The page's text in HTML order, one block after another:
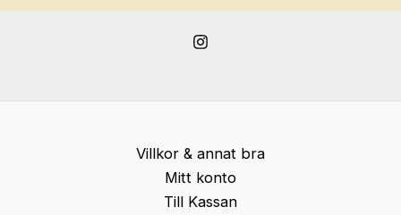
Villkor & annat bra
Mitt konto
Till Kassan